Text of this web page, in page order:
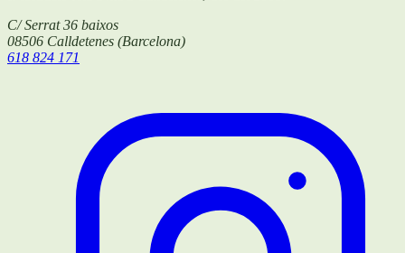
C/ Serrat 36 baixos
08506 Calldetenes (Barcelona)
618 824 171